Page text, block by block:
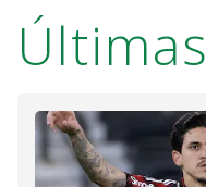
Últimas